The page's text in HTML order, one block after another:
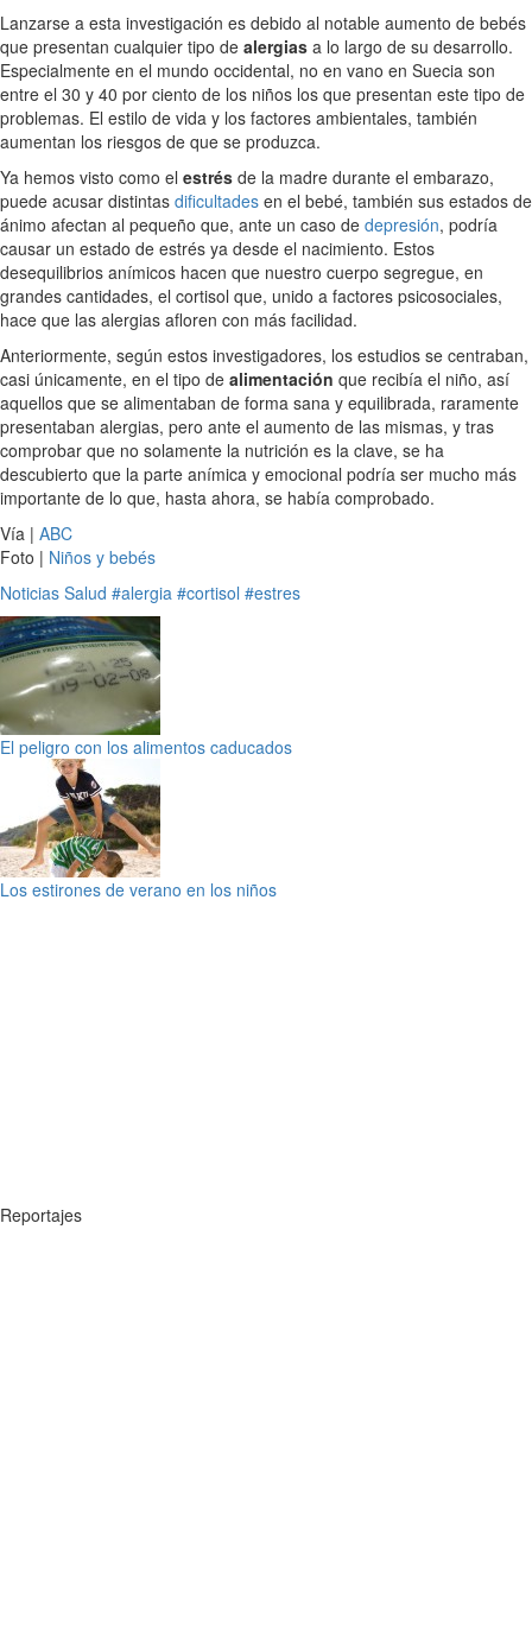
Lanzarse a esta investigación es debido al notable aumento de bebés
que presentan cualquier tipo de alergias a lo largo de su desarrollo.
Especialmente en el mundo occidental, no en vano en Suecia son
entre el 30 y 40 por ciento de los niños los que presentan este tipo de
problemas. El estilo de vida y los factores ambientales, también
aumentan los riesgos de que se produzca.
Ya hemos visto como el estrés de la madre durante el embarazo,
puede acusar distintas dificultades en el bebé, también sus estados de
ánimo afectan al pequeño que, ante un caso de depresión, podría
causar un estado de estrés ya desde el nacimiento. Estos
desequilibrios anímicos hacen que nuestro cuerpo segregue, en
grandes cantidades, el cortisol que, unido a factores psicosociales,
hace que las alergias afloren con más facilidad.
Anteriormente, según estos investigadores, los estudios se centraban,
casi únicamente, en el tipo de alimentación que recibía el niño, así
aquellos que se alimentaban de forma sana y equilibrada, raramente
presentaban alergias, pero ante el aumento de las mismas, y tras
comprobar que no solamente la nutrición es la clave, se ha
descubierto que la parte anímica y emocional podría ser mucho más
importante de lo que, hasta ahora, se había comprobado.
Vía | ABC
Foto | Niños y bebés
Noticias Salud #alergia #cortisol #estres
El peligro con los alimentos caducados
Los estirones de verano en los niños
Reportajes